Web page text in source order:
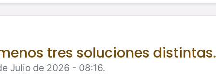
tres soluciones distintas.
Julio de 2026 - 08:16.